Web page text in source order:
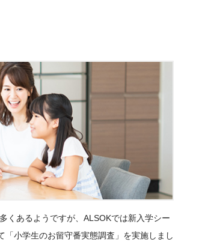
くあるようですが、ALSOKでは新入学シー
小学生のお留守番実態調査」を実施しまし